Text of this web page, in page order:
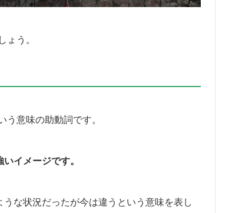
う。
意味の助動詞です。
イメージです。
な状況だったが今は違うという意味を表し